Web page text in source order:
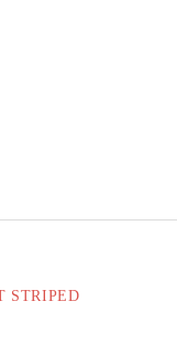
STRIPED